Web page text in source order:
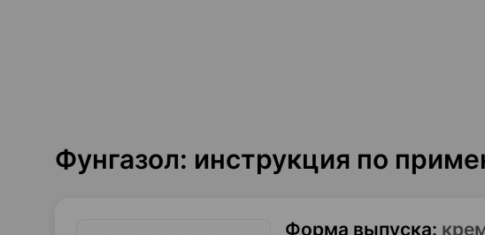
Фунгазол: инструкция по
Форма выпуска: